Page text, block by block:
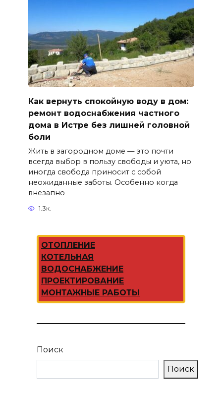
Как вернуть спокойную воду в дом:
ремонт водоснабжения частного
дома в Истре без лишней головной
боли
Жить в загородном доме — это почти
всегда выбор в пользу свободы и уюта, но
иногда свобода приносит с собой
неожиданные заботы. Особенно когда
внезапно
1.3к.
ОТОПЛЕНИЕ
КОТЕЛЬНАЯ
ВОДОСНАБЖЕНИЕ
ПРОЕКТИРОВАНИЕ
МОНТАЖНЫЕ РАБОТЫ
Поиск
Поиск